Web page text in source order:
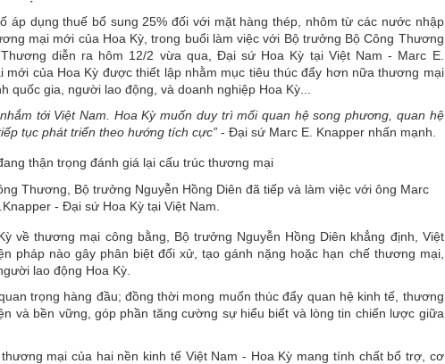
áp dụng thuế bổ sung 25% đối với mặt hàng thép, nhôm từ các nước nhập
mại mới của Hoa Kỳ, trong buổi làm việc với Bộ trưởng Bộ Công Thương
diễn ra hôm 12/2 vừa qua, Đại sứ Hoa Kỳ tại Việt Nam - Marc E.
mới của Hoa Kỳ được thiết lập nhằm mục tiêu thúc đẩy hơn nữa thương mại
quốc gia, người lao động, và doanh nghiệp Hoa Kỳ...
tới Việt Nam. Hoa Kỳ muốn duy trì mối quan hệ song phương, quan hệ
tục phát triển theo hướng tích cực” - Đại sứ Marc E. Knapper nhấn mạnh.
Thương, Bộ trưởng Nguyễn Hồng Diên đã tiếp và làm việc với ông Marc
- Đại sứ Hoa Kỳ tại Việt Nam.
về thương mại công bằng, Bộ trưởng Nguyễn Hồng Diên khẳng định, Việt
pháp nào gây phân biệt đối xử, tạo gánh nặng hoặc hạn chế thương mại,
lao động Hoa Kỳ.
trọng hàng đầu; đồng thời mong muốn thúc đẩy quan hệ kinh tế, thương
và bền vững, góp phần tăng cường sự hiểu biết và lòng tin chiến lược giữa
mại của hai nền kinh tế Việt Nam - Hoa Kỳ mang tính chất bổ trợ, cơ